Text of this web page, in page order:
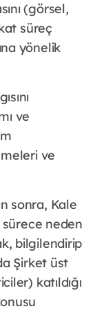
(görsel,
süreç
yönelik
ve
ve
sonra, Kale
neden
bilgilendirip
Şirket üst
katıldığı